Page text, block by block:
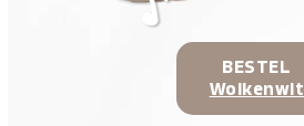
BESTEL
Wolkenwit